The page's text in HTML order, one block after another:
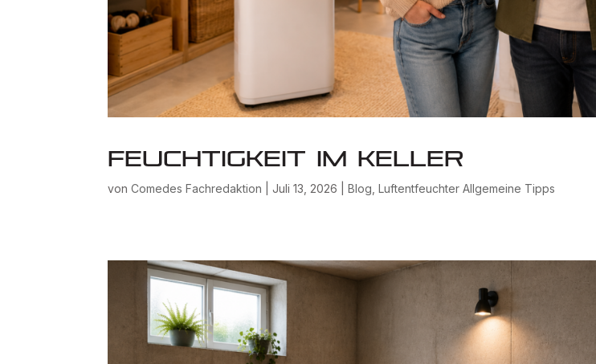
Feuchtigkeit im Keller
vonComedes Fachredaktion |Juli 13, 2026 |Blog ,Luftentfeuchter Allgemeine Tipps